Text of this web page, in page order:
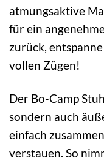
atmungsaktive
für ein
zurück,
vollen Zügen!
Der Bo-Camp
sondern auch
einfach
verstauen. So